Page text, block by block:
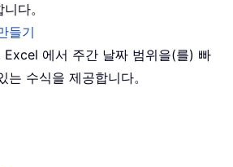
다。
들기
Excel 에서 주간 날짜 범위을(를) 빠
는 수식을 제공합니다。